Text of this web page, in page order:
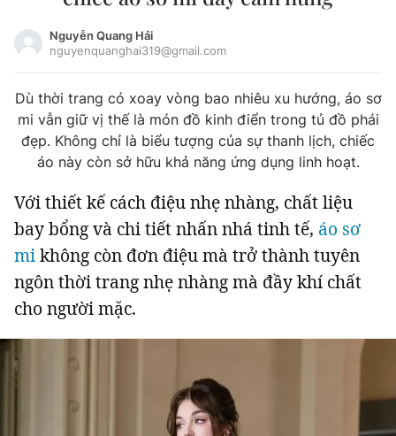
Chuyên mục
Chuyên mục khác
Chào ngày mới Tin 24h
Tin thị trường Tin 360
Video Podcasts
Magazine
Sản phẩm khác
Tiện ích
Thông tin tòa soạn Liên hệ quảng cáo
Tin đã lưu
Đăng xuất
Nguyễn Quang Hải
nguyenquanghai319@gmail.com
Dù thời trang có xoay vòng bao nhiêu xu hướng, áo sơ
mi vẫn giữ vị thế là món đồ kinh điển trong tủ đồ phái
đẹp. Không chỉ là biểu tượng của sự thanh lịch, chiếc
áo này còn sở hữu khả năng ứng dụng linh hoạt.
Với thiết kế cách điệu nhẹ nhàng, chất liệu
bay bổng và chi tiết nhấn nhá tinh tế, áo sơ
mikhông còn đơn điệu mà trở thành tuyên
ngôn thời trang nhẹ nhàng mà đầy khí chất
cho người mặc.